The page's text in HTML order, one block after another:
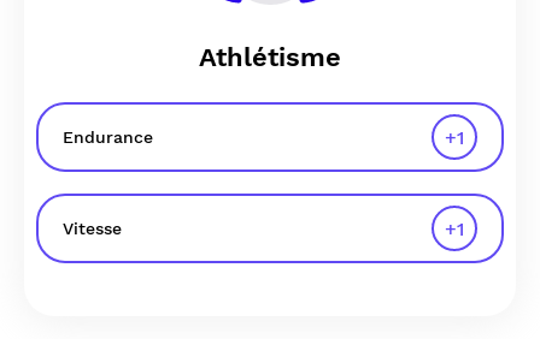
Athlétisme
Endurance +1
Vitesse +1